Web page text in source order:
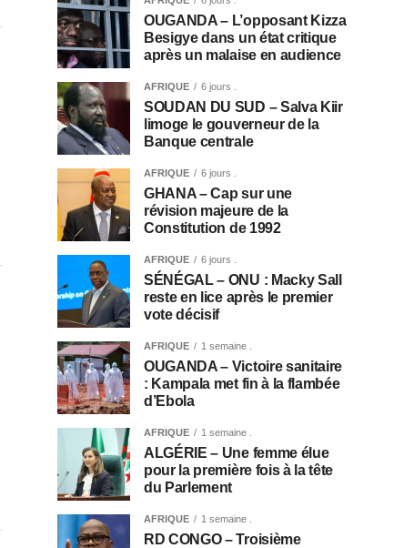
OUGANDA – L’opposant Kizza
Besigye dans un état critique
après un malaise en audience
AFRIQUE 6 jours .
SOUDAN DU SUD – Salva Kiir
limoge le gouverneur de la
Banque centrale
AFRIQUE 6 jours .
GHANA – Cap sur une
révision majeure de la
Constitution de 1992
AFRIQUE 6 jours .
SÉNÉGAL – ONU : Macky Sall
reste en lice après le premier
vote décisif
AFRIQUE 1 semaine .
OUGANDA – Victoire sanitaire
: Kampala met fin à la flambée
d’Ebola
AFRIQUE 1 semaine .
ALGÉRIE – Une femme élue
pour la première fois à la tête
du Parlement
AFRIQUE 1 semaine .
RD CONGO – Troisième